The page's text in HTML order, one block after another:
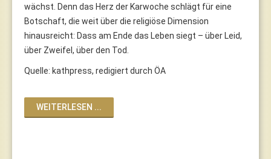
wächst. Denn das Herz der Karwoche schlägt für eine
Botschaft, die weit über die religiöse Dimension
hinausreicht: Dass am Ende das Leben siegt – über Leid,
über Zweifel, über den Tod.
Quelle: kathpress, redigiert durch ÖA
WEITERLESEN ...